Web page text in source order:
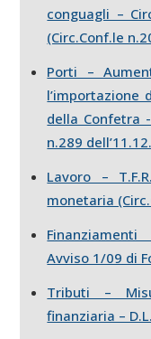
conguagli –
(Circ.Conf.le
Porti –
l’importazione
della Confetra
n.289
Lavoro –
monetaria
Avviso 1/09 di
Tributi –
finanziaria –